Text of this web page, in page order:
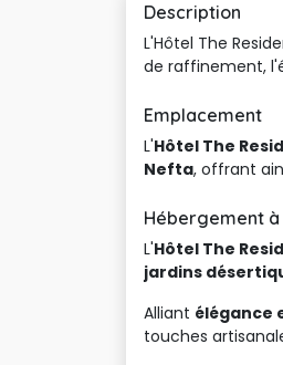
Description
L'Hôtel The
de raffinement,
Emplacement
L'Hôtel The
Nefta, offrant
Hébergement à
L'Hôtel The
jardins
Alliant élégance
touches